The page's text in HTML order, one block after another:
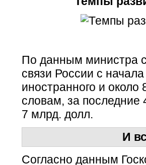
По данным министра
связи России с
иностранного и около
словам, за последние
7 млрд. долл.
И
Согласно данным